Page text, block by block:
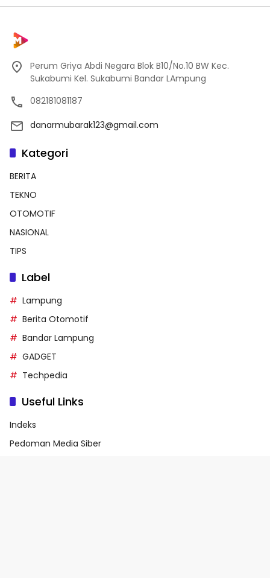
Perum Griya Abdi Negara Blok B10/No.10 BW Kec.
Sukabumi Kel. Sukabumi Bandar LAmpung
082181081187
danarmubarak123@gmail.com
Kategori
BERITA
TEKNO
OTOMOTIF
NASIONAL
TIPS
Label
Lampung
Berita Otomotif
Bandar Lampung
GADGET
Techpedia
Useful Links
Indeks
Pedoman Media Siber